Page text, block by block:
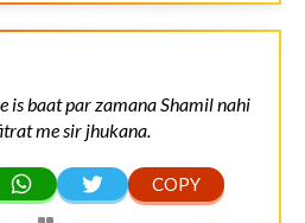
is baat par zamana Shamil nahi
me sir jhukana.